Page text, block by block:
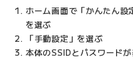
ホーム画面で「かんたん設
を選ぶ
「手動設定」を選ぶ
本体のSSIDとパスワード